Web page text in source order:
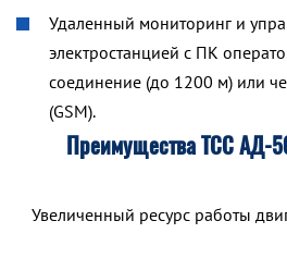
Удаленный мониторинг и
электростанцией с ПК
соединение (до 1200 м) или
(GSM).
Преимущества ТСС АД-
Увеличенный ресурс работы